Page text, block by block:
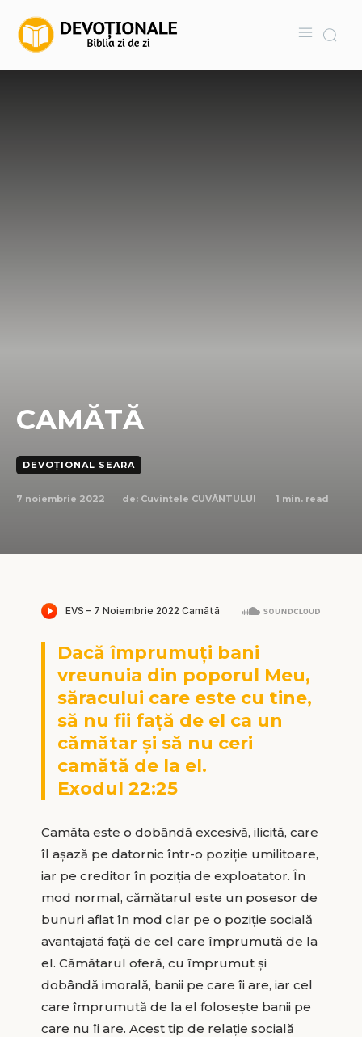
CAMĂTĂ
DEVOȚIONAL SEARA
7 noiembrie 2022 de: Cuvintele CUVÂNTULUI 1 min. read
Dacă împrumuți bani
vreunuia din poporul Meu,
săracului care este cu tine,
să nu fii față de el ca un
cămătar și să nu ceri
camătă de la el.
Exodul 22:25
Camăta este o dobândă excesivă, ilicită, care
îl așază pe datornic într-o poziție umilitoare,
iar pe creditor în poziția de exploatator. În
mod normal, cămătarul este un posesor de
bunuri aflat în mod clar pe o poziție socială
avantajată față de cel care împrumută de la
el. Cămătarul oferă, cu împrumut și
dobândă imorală, banii pe care îi are, iar cel
care împrumută de la el folosește banii pe
care nu îi are. Acest tip de relație socială